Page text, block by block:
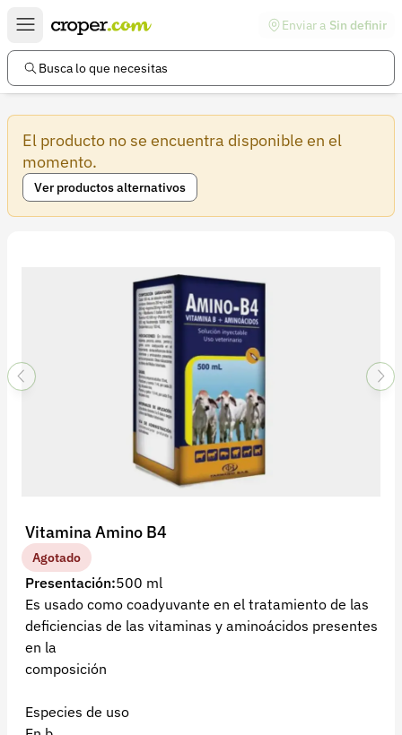
Enviar a Sin definir
Busca lo que necesitas
El producto no se encuentra disponible en el
momento.
Ver productos alternativos
Vitamina Amino B4
Agotado
Presentación:500 ml
Es usado como coadyuvante en el tratamiento de las
deficiencias de las vitaminas y aminoácidos presentes
en la
composición
Especies de uso
Enlaces de interés
Preguntas frecuentes
Ayuda
Información legal
Términos y condiciones
Registrarse
contacto@croper.com
© 2026 Croper.com Todos los derechos reservados
Versión 5.45.0
Síguenos